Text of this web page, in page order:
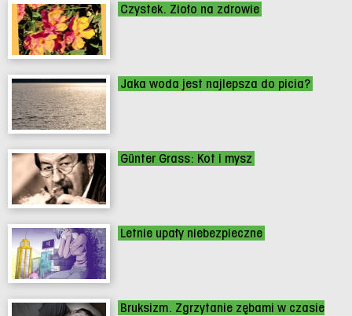
Czystek. Zioło na zdrowie
Jaka woda jest najlepsza do picia?
Günter Grass: Kot i mysz
Letnie upały niebezpieczne
Bruksizm. Zgrzytanie zębami w czasie